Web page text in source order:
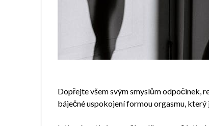
Dopřejte všem svým smyslům odpočinek,
báječné uspokojení formou orgasmu, který